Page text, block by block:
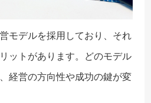
モデルを採用しており、それ
ットがあります。どのモデル
経営の方向性や成功の鍵が変